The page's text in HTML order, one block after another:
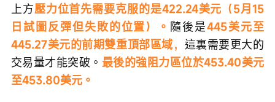
上方壓力位首先需要克服的是422.24美元（5月15
日試圖反彈但失敗的位置）。 隨後是445美元至
445.27美元的前期雙重頂部區域， 這裏需要更大的
交易量才能突破。 最後的強阻力區位於453.40美元
至453.80美元。